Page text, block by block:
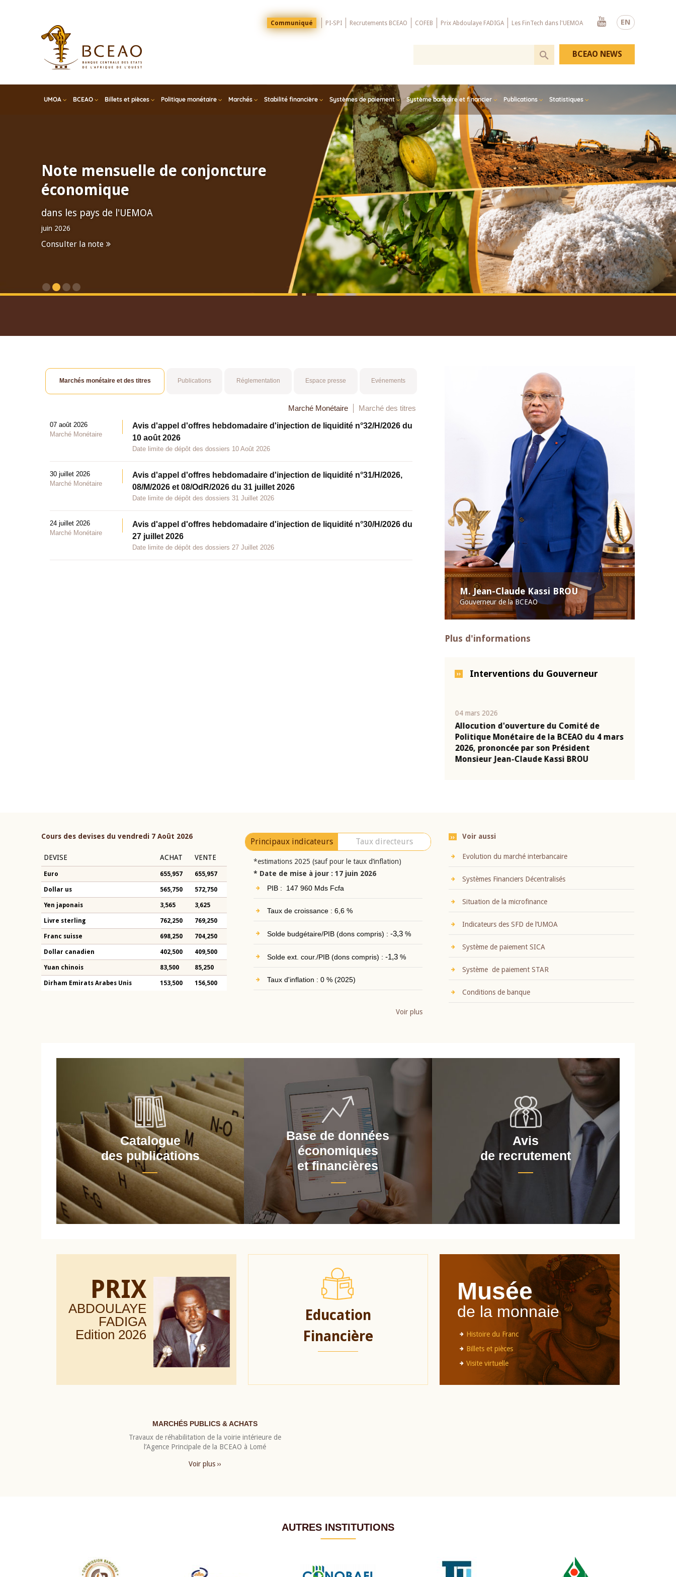
EN
Menu
Top
Communiqué PI-SPI Recrutements BCEAO COFEB Prix Abdoulaye FADIGA Les FinTech dans l'UEMOA
Youtube
UMOA BCEAO Billets et pièces Politique monétaire Marchés Stabilité financière Systèmes de paiement Système bancaire et financier Publications Statistiques
BCEAO NEWS
Note mensuelle de conjoncture
économique
dans les pays de l'UEMOA
juin 2026
Consulter la note
M. Jean-Claude Kassi BROU
Gouverneur de la BCEAO
Plus d'informations
Interventions du Gouverneur
04 mars 2026
Allocution d'ouverture du Comité de
Politique Monétaire de la BCEAO du 4 mars
2026, prononcée par son Président
Monsieur Jean-Claude Kassi BROU
Marchés monétaire et des titres Publications Réglementation Espace presse Evénements
Marché Monétaire Marché des titres
07 août 2026
Marché Monétaire
Avis d'appel d'offres hebdomadaire d'injection de liquidité n°32/H/2026 du
10 août 2026
Date limite de dépôt des dossiers 10 Août 2026
30 juillet 2026
Marché Monétaire
Avis d'appel d'offres hebdomadaire d'injection de liquidité n°31/H/2026,
08/M/2026 et 08/OdR/2026 du 31 juillet 2026
Date limite de dépôt des dossiers 31 Juillet 2026
24 juillet 2026
Marché Monétaire
Avis d'appel d'offres hebdomadaire d'injection de liquidité n°30/H/2026 du
27 juillet 2026
Date limite de dépôt des dossiers 27 Juillet 2026
Cours des devises du vendredi 7 Août 2026
DEVISE ACHAT VENTE
Euro 655,957 655,957
Dollar us 565,750 572,750
Yen japonais 3,565 3,625
Livre sterling 762,250 769,250
Franc suisse 698,250 704,250
Dollar canadien 402,500 409,500
Yuan chinois 83,500 85,250
Dirham Emirats Arabes Unis 153,500 156,500
Principaux indicateurs Taux directeurs
*estimations 2025 (sauf pour le taux d’inflation)
* Date de mise à jour : 17 juin 2026
PIB : 147 960 Mds Fcfa
Taux de croissance : 6,6 %
Solde budgétaire/PIB (dons compris) : -3,3%
Solde ext. cour./PIB (dons compris) : -1,3%
Taux d'inflation : 0 % (2025)
Voir plus
Voir aussi
Evolution du marché interbancaire
Systèmes Financiers Décentralisés
Situation de la microfinance
Indicateurs des SFD de l’UMOA
Système de paiement SICA
Système de paiement STAR
Conditions de banque
Catalogue
des publications
Base de données
économiques
et financières
Avis
de recrutement
PRIX
ABDOULAYE
FADIGA
Edition 2026
Education
Financière
Musée
de la monnaie
Histoire du Franc
Billets et pièces
Visite virtuelle
MARCHÉS PUBLICS & ACHATS
Travaux de réhabilitation de la voirie intérieure de
l’Agence Principale de la BCEAO à Lomé
Voir plus ››
AUTRES INSTITUTIONS